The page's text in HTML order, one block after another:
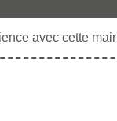
avec cette